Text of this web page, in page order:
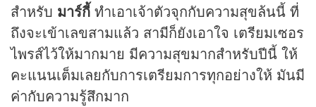
สำหรับ มาร์กี้ ทำเอาเจ้าตัวจุกกับความสุขล้นนี้ ที่
ถึงจะเข้าเลขสามแล้ว สามีก็ยังเอาใจ เตรียมเซอร
ไพรส์ไว้ให้มากมาย มีความสุขมากสำหรับปีนี้ ให้
คะแนนเต็มเลยกับการเตรียมการทุกอย่างให้ มันมี
ค่ากับความรู้สึกมาก